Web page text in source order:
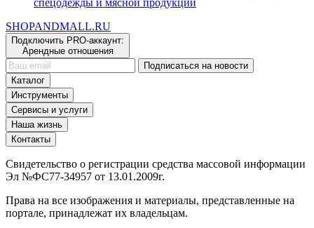
Подключить PRO-аккаунт:
Арендные отношения
Каталог
Инструменты
Сервисы и услуги
Наша жизнь
Контакты
Эл №ФС77-34957 от 13.01.2009г.
портале, принадлежат их владельцам.